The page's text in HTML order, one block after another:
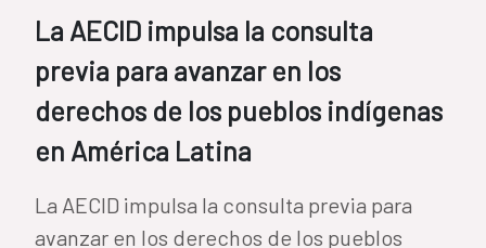
La AECID impulsa la consulta
previa para avanzar en los
derechos de los pueblos indígenas
en América Latina
La AECID impulsa la consulta previa para
avanzar en los derechos de los pueblos